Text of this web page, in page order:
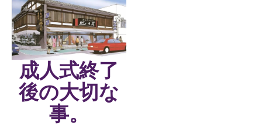
成人式終了
後の大切な
事。